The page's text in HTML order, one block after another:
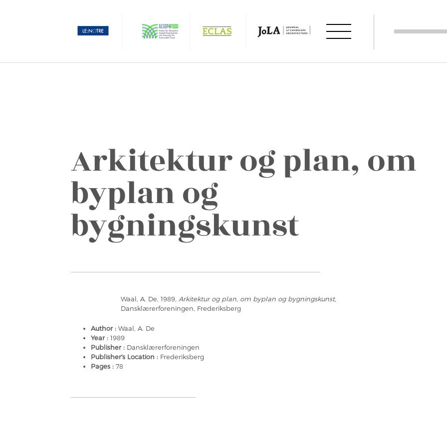
Arkitektur og plan, om
byplan og
bygningskunst
Waal, A. De, 1989, Arkitektur og plan, om byplan og bygningskunst,
Dansklærerforeningen, Frederiksberg
Author : Waal, A. De
Year : 1989
Publisher : Dansklærerforeningen
Publisher's Location : Frederiksberg
Pages : 78